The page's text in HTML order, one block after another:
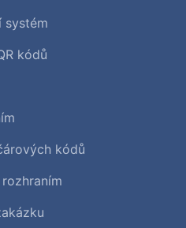
systém
kódů
kódů